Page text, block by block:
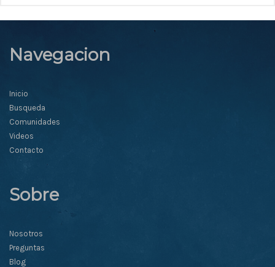
Navegacion
Inicio
Busqueda
Comunidades
Videos
Contacto
Sobre
Nosotros
Preguntas
Blog